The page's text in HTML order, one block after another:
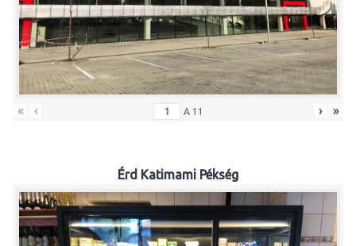
« ‹ A 11 › »
Érd Katimami Pékség